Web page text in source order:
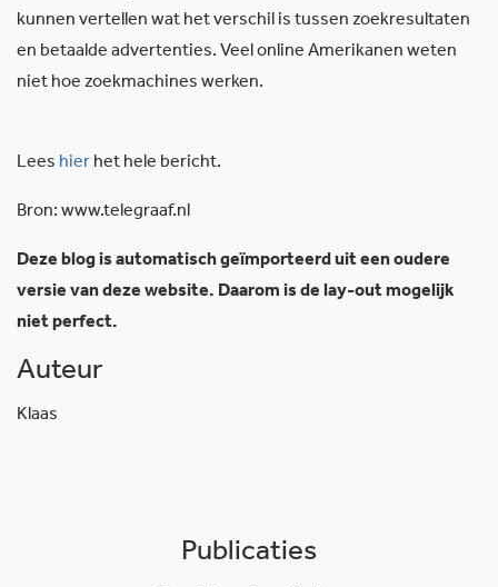
kunnen vertellen wat het verschil is tussen zoekresultaten
en betaalde advertenties. Veel online Amerikanen weten
niet hoe zoekmachines werken.
Lees hier het hele bericht.
Bron: www.telegraaf.nl
Deze blog is automatisch geïmporteerd uit een oudere
versie van deze website. Daarom is de lay-out mogelijk
niet perfect.
Auteur
Klaas
Publicaties